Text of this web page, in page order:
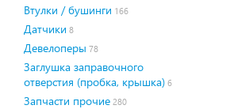
Втулки / бушинги 166
Датчики 8
Девелоперы 78
Заглушка заправочного
отверстия (пробка, крышка) 6
Запчасти прочие 280